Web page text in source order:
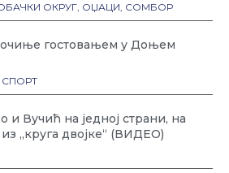
ОКРУГ, ОЏАЦИ, СОМБОР
гостовањем у Доњем
СПОРТ
и Вучић на једној страни, на
„круга двојке“ (ВИДЕО)